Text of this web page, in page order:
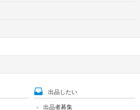
出品したい
出品者募集